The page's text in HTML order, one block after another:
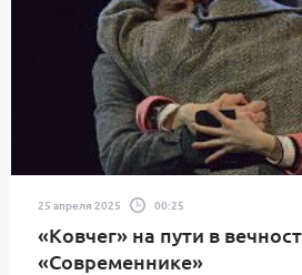
25 апреля 2025 00:25
«Ковчег» на пути в
«Современнике»